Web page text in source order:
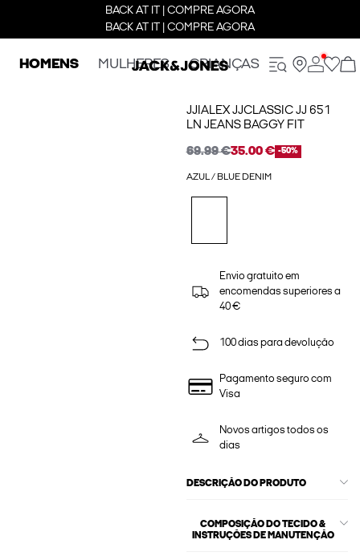
BACK AT IT | COMPRE AGORA
BACK AT IT | COMPRE AGORA
HOMENS MULHERES CRIANÇAS
JJIALEX JJCLASSIC JJ 651
LN JEANS BAGGY FIT
69.99 €35.00 € -50%
AZUL / BLUE DENIM
Envio gratuito em
encomendas superiores a
40 €
100 dias para devolução
Pagamento seguro com
Visa
Novos artigos todos os
dias
DESCRIÇÃO DO PRODUTO
COMPOSIÇÃO DO TECIDO &
INSTRUÇÕES DE MANUTENÇÃO